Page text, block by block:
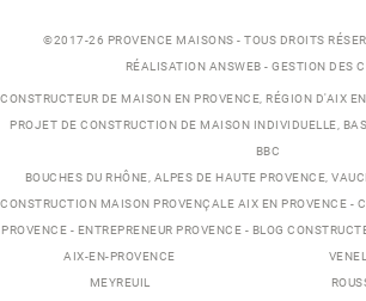
©2017-26 PROVENCE MAISONS - TOUS DROITS
RÉALISATION ANSWEB - GESTION DES
CONSTRUCTEUR DE MAISON EN PROVENCE , RÉGION D'AIX
PROJET DE CONSTRUCTION DE MAISON INDIVIDUELLE
BBC
BOUCHES DU RHÔNE, ALPES DE HAUTE PROVENCE,
CONSTRUCTION MAISON PROVENÇALE AIX EN PROVENCE -
PROVENCE - ENTREPRENEUR PROVENCE - BLOG
AIX-EN-PROVENCE
MEYREUIL